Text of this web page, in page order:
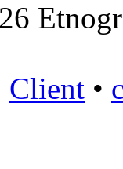
Client •